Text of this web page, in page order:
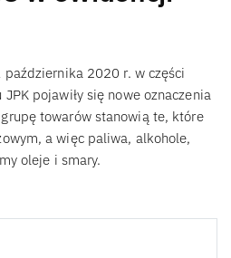
2020 r. w części
pojawiły się nowe oznaczenia
towarów stanowią te, które
a więc paliwa, alkohole,
oleje i smary.